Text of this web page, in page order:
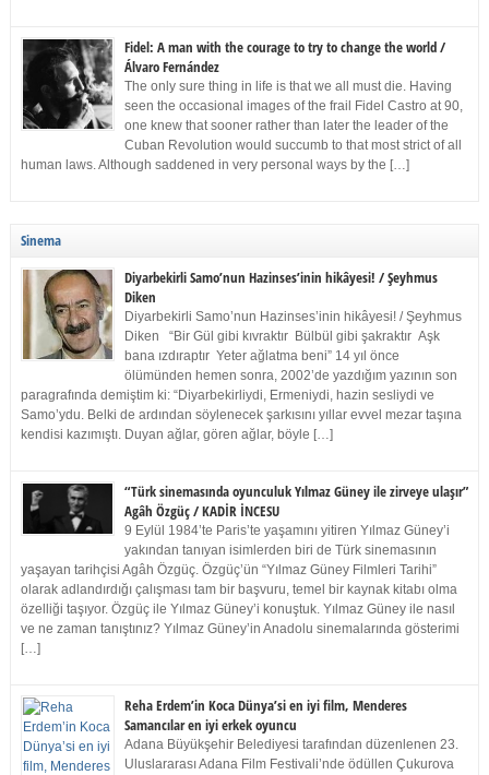
Fidel: A man with the courage to try to change the world /
Álvaro Fernández
The only sure thing in life is that we all must die. Having
seen the occasional images of the frail Fidel Castro at 90,
one knew that sooner rather than later the leader of the
Cuban Revolution would succumb to that most strict of all
human laws. Although saddened in very personal ways by the […]
Sinema
Diyarbekirli Samo’nun Hazinses’inin hikâyesi! / Şeyhmus
Diken
Diyarbekirli Samo’nun Hazinses’inin hikâyesi! / Şeyhmus
Diken “Bir Gül gibi kıvraktır Bülbül gibi şakraktır Aşk
bana ızdıraptır Yeter ağlatma beni” 14 yıl önce
ölümünden hemen sonra, 2002’de yazdığım yazının son
paragrafında demiştim ki: “Diyarbekirliydi, Ermeniydi, hazin sesliydi ve
Samo’ydu. Belki de ardından söylenecek şarkısını yıllar evvel mezar taşına
kendisi kazımıştı. Duyan ağlar, gören ağlar, böyle […]
“Türk sinemasında oyunculuk Yılmaz Güney ile zirveye ulaşır”
Agâh Özgüç / KADİR İNCESU
9 Eylül 1984’te Paris’te yaşamını yitiren Yılmaz Güney’i
yakından tanıyan isimlerden biri de Türk sinemasının
yaşayan tarihçisi Agâh Özgüç. Özgüç’ün “Yılmaz Güney Filmleri Tarihi”
olarak adlandırdığı çalışması tam bir başvuru, temel bir kaynak kitabı olma
özelliği taşıyor. Özgüç ile Yılmaz Güney’i konuştuk. Yılmaz Güney ile nasıl
ve ne zaman tanıştınız? Yılmaz Güney’in Anadolu sinemalarında gösterimi
[…]
Reha Erdem’in Koca Dünya’si en iyi film, Menderes
Samancılar en iyi erkek oyuncu
Adana Büyükşehir Belediyesi tarafından düzenlenen 23.
Uluslararası Adana Film Festivali’nde ödüllen Çukurova